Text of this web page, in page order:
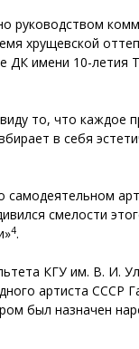
хрущевской
ДК имени 10-
то, что каждое
в себя
самодеятельном
смелости
4.
КГУ им. В. И.
артиста
был назначен